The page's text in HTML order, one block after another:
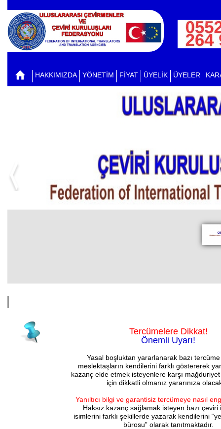
HAKKIMIZDA YÖNETİM FİYAT ÜYELİK ÜYELER
Tercümelere Dikkat!
Önemli Uyarı!
Yasal boşluktan yararlanarak bazı
meslektaşların kendilerini farklı göstererek
kazanç elde etmek isteyenlere karşı
için dikkatli olmanız yararınıza
Yanıltıcı bilgi ve garantisiz tercümeye nasıl
Haksız kazanç sağlamak isteyen bazı çeviri
isimlerini farklı şekillerde yazarak kendilerini
bürosu” olarak tanıtmaktadır.